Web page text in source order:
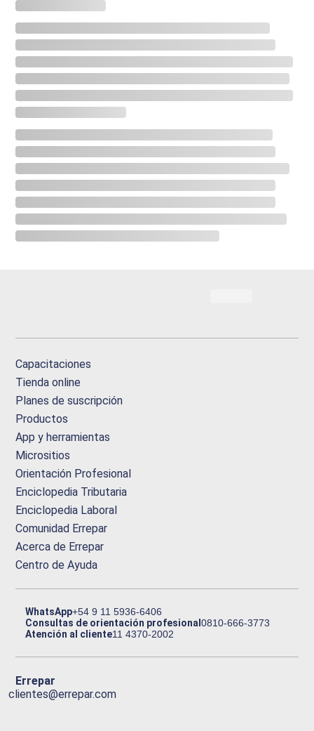
Capacitaciones
Tienda online
Planes de suscripción
Productos
App y herramientas
Micrositios
Orientación Profesional
Enciclopedia Tributaria
Enciclopedia Laboral
Comunidad Errepar
Acerca de Errepar
Centro de Ayuda
WhatsApp+54 9 11 5936-6406
Consultas de orientación profesional0810-666-3773
Atención al cliente11 4370-2002
Errepar
clientes@errepar.com